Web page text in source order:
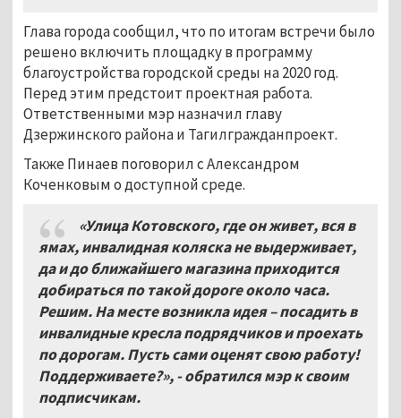
Глава города сообщил, что по итогам встречи было
решено включить площадку в программу
благоустройства городской среды на 2020 год.
Перед этим предстоит проектная работа.
Ответственными мэр назначил главу
Дзержинского района и Тагилгражданпроект.
Также Пинаев поговорил с Александром
Коченковым о доступной среде.
«Улица Котовского, где он живет, вся в
ямах, инвалидная коляска не выдерживает,
да и до ближайшего магазина приходится
добираться по такой дороге около часа.
Решим. На месте возникла идея – посадить в
инвалидные кресла подрядчиков и проехать
по дорогам. Пусть сами оценят свою работу!
Поддерживаете?», - обратился мэр к своим
подписчикам.